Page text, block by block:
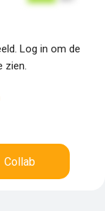
Log in om de
zien.
Collab